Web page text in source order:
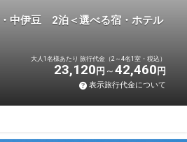
中伊豆 2泊＜選べる宿・ホテル
大人1名様あたり 旅行代金（2～4名1室・税込）
23,120 円 42,460 円
表示旅行代金について